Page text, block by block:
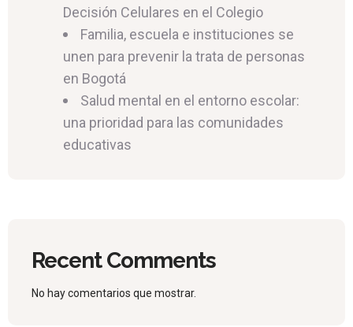
Decisión Celulares en el Colegio
Familia, escuela e instituciones se
unen para prevenir la trata de personas
en Bogotá
Salud mental en el entorno escolar:
una prioridad para las comunidades
educativas
Recent Comments
No hay comentarios que mostrar.